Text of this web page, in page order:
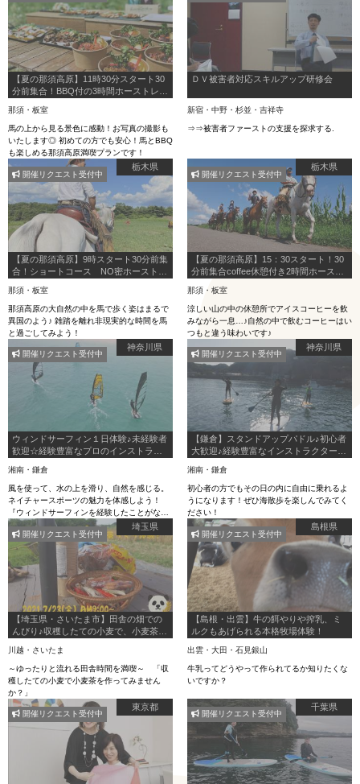
【夏の那須高原】11時30分スタート30
分前集合！BBQ付の3時間ホーストレッ
那須・板室
馬の上から見る景色に感動！お写真の撮影も
いたします◎ 初めての方でも安心！馬とBBQ
も楽しめる那須高原満喫プランです！
ＤＶ被害者対応スキルアップ研修会
新宿・中野・杉並・吉祥寺
⇒⇒被害者ファーストの支援を探求する.
栃木県
【夏の那須高原】9時スタート30分前集
合！ショートコース NO密ホーストレ
那須・板室
那須高原の大自然の中を馬で歩く姿はまるで
異国のよう♪ 雑踏を離れ非現実的な時間を馬
と過ごしてみよう！
開催リクエスト受付中
栃木県
【夏の那須高原】15：30スタート！30
分前集合coffee休憩付き2時間ホースト
那須・板室
涼しい山の中の休憩所でアイスコーヒーを飲
みながら一息…♪自然の中で飲むコーヒーはい
つもと違う味わいです♪
開催リクエスト受付中
神奈川県
ウィンドサーフィン１日体験♪未経験者
歓迎☆経験豊富なプロのインストラク
湘南・鎌倉
風を使って、水の上を滑り、自然を感じる。
ネイチャースポーツの魅力を体感しよう！
『ウィンドサーフィンを経験したことがな
い！』 『新しいことやマリンスポーツに挑戦
したい♪』という方、大歓迎★
開催リクエスト受付中
神奈川県
【鎌倉】スタンドアップパドル♪初心者
大歓迎♪経験豊富なインストラクターが
湘南・鎌倉
初心者の方でもその日の内に自由に乗れるよ
うになります！ぜひ海散歩を楽しんでみてく
ださい！
開催リクエスト受付中
埼玉県
【埼玉県・さいたま市】田舎の畑での
んびり♪収穫したての小麦で、小麦茶づ
川越・さいたま
～ゆったりと流れる田舎時間を満喫～ 「収
穫したての小麦で小麦茶を作ってみません
か？」
開催リクエスト受付中
島根県
【島根・出雲】牛の餌やりや搾乳、ミ
ルクもあげられる本格牧場体験！
出雲・大田・石見銀山
牛乳ってどうやって作られてるか知りたくな
いですか？
開催リクエスト受付中
東京都
開催リクエスト受付中
千葉県
開催リクエスト受付中